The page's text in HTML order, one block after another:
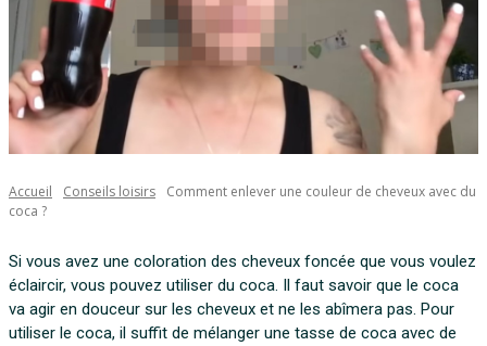
Accueil Conseils loisirs
Comment enlever une couleur de cheveux avec du
coca ?
Si vous avez une coloration des cheveux foncée que vous voulez
éclaircir, vous pouvez utiliser du coca. Il faut savoir que le coca
va agir en douceur sur les cheveux et ne les abîmera pas. Pour
utiliser le coca, il suffit de mélanger une tasse de coca avec de